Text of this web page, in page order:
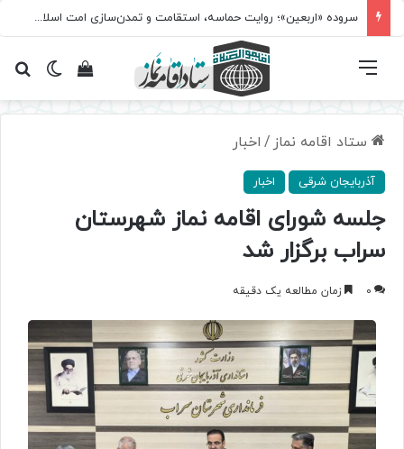
سروده‌ «اربعین»؛ روایت حماسه، استقامت و تمدن‌سازی امت اسلامی
تغییرمشاهده فهرست
ستاد اقامه نماز / اخبار
آذربایجان شرقی اخبار
جلسه شورای اقامه نماز شهرستان
سراب برگزار شد
0 زمان مطالعه یک دقیقه